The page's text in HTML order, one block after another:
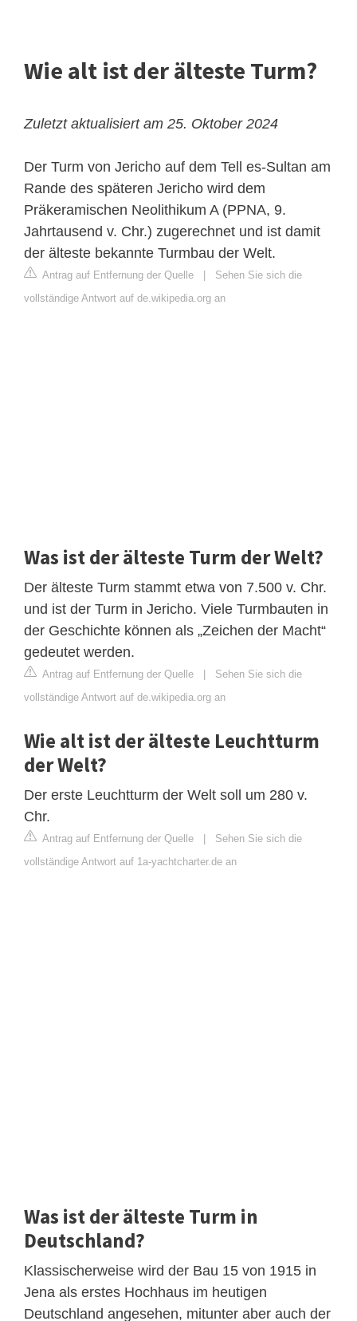
Wie alt ist der älteste Turm?
Zuletzt aktualisiert am 25. Oktober 2024
Der Turm von Jericho auf dem Tell es-Sultan am
Rande des späteren Jericho wird dem
Präkeramischen Neolithikum A (PPNA, 9.
Jahrtausend v. Chr.) zugerechnet und ist damit
der älteste bekannte Turmbau der Welt.
Antrag auf Entfernung der Quelle
Sehen Sie sich die
vollständige Antwort auf de.wikipedia.org an
Was ist der älteste Turm der Welt?
Der älteste Turm stammt etwa von 7.500 v. Chr.
und ist der Turm in Jericho. Viele Turmbauten in
der Geschichte können als „Zeichen der Macht“
gedeutet werden.
Antrag auf Entfernung der Quelle
Sehen Sie sich die
vollständige Antwort auf de.wikipedia.org an
Wie alt ist der älteste Leuchtturm
der Welt?
Der erste Leuchtturm der Welt soll um 280 v.
Chr.
Antrag auf Entfernung der Quelle
Sehen Sie sich die
vollständige Antwort auf 1a-yachtcharter.de an
Was ist der älteste Turm in
Deutschland?
Klassischerweise wird der Bau 15 von 1915 in
Jena als erstes Hochhaus im heutigen
Deutschland angesehen, mitunter aber auch der